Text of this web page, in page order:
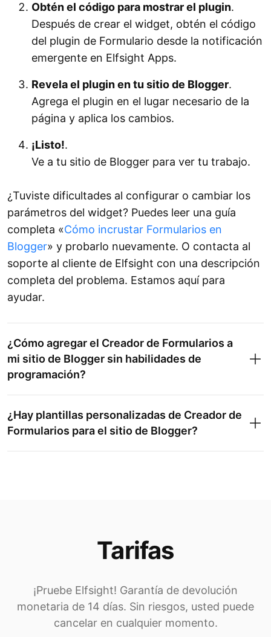
Obtén el código para mostrar el plugin.
Después de crear el widget, obtén el código
del plugin de Formulario desde la notificación
emergente en Elfsight Apps.
Revela el plugin en tu sitio de Blogger.
Agrega el plugin en el lugar necesario de la
página y aplica los cambios.
¡Listo!.
Ve a tu sitio de Blogger para ver tu trabajo.
¿Tuviste dificultades al configurar o cambiar los
parámetros del widget? Puedes leer una guía
completa «Cómo incrustar Formularios en
Blogger» y probarlo nuevamente. O contacta al
soporte al cliente de Elfsight con una descripción
completa del problema. Estamos aquí para
ayudar.
¿Cómo agregar el Creador de Formularios a
mi sitio de Blogger sin habilidades de
programación?
¿Hay plantillas personalizadas de Creador de
Formularios para el sitio de Blogger?
Tarifas
¡Pruebe Elfsight! Garantía de devolución
monetaria de 14 días. Sin riesgos, usted puede
cancelar en cualquier momento.